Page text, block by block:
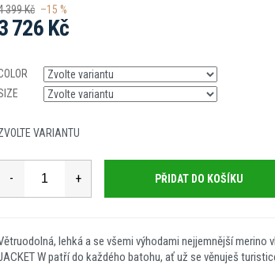
399 Kč –15 %
726 Kč
VARIANTU
PŘIDAT DO KOŠÍKU
lehká a se všemi výhodami nejjemnější merino
W patří do každého batohu, ať už se věnuješ